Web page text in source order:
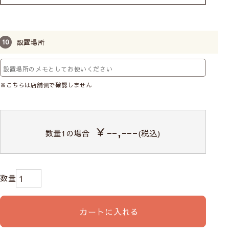
たり、引っかけてけがをしないように防止することができま
す。それでも子どもは思わぬ行動をとることがありますので
設置場所
※こちらは店舗側で確認しません
数量1の場合 ￥--,---(税込)
カートに入れる